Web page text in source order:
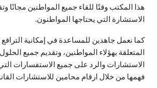
هذا المكتب وقتًا للقاء جميع المواطنين مجانًا
الاستشارة التي يحتاجها المواطنون.
كما نعمل جاهدين للمساعدة في إمكانية
المتعلقة بهؤلاء المواطنين، وتقديم جميع
الاستشارات والرد على جميع الاستفسارات
فهمها من خلال ارقام محامين للاستشارات